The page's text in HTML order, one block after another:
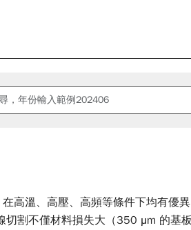
高溫、高壓、高頻等條件下均有優
切割不僅材料損失大（350 μm 的